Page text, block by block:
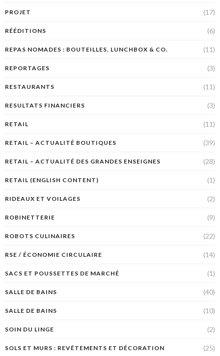
PROJET (17)
RÉÉDITIONS (6)
REPAS NOMADES : BOUTEILLES, LUNCHBOX & CO. (11)
REPORTAGES (3)
RESTAURANTS (11)
RESULTATS FINANCIERS (3)
RETAIL (11)
RETAIL – ACTUALITÉ BOUTIQUES (39)
RETAIL – ACTUALITÉ DES GRANDES ENSEIGNES (28)
RETAIL (ENGLISH CONTENT) (1)
RIDEAUX ET VOILAGES (2)
ROBINETTERIE (9)
ROBOTS CULINAIRES (22)
RSE / ÉCONOMIE CIRCULAIRE (14)
SACS ET POUSSETTES DE MARCHÉ (1)
SALLE DE BAINS (40)
SALLE DE BAINS (10)
SOIN DU LINGE (2)
SOLS ET MURS : REVÊTEMENTS ET DÉCORATION (25)